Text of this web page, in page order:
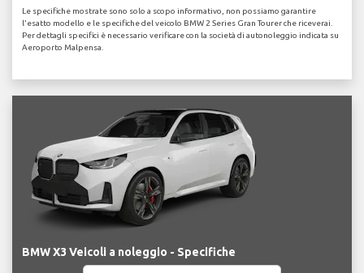
Le specifiche mostrate sono solo a scopo informativo, non possiamo garantire
l'esatto modello e le specifiche del veicolo BMW 2 Series Gran Tourer che riceverai.
Per dettagli specifici è necessario verificare con la società di autonoleggio indicata su
Aeroporto Malpensa.
BMW X3 Veicoli a noleggio - Specifiche